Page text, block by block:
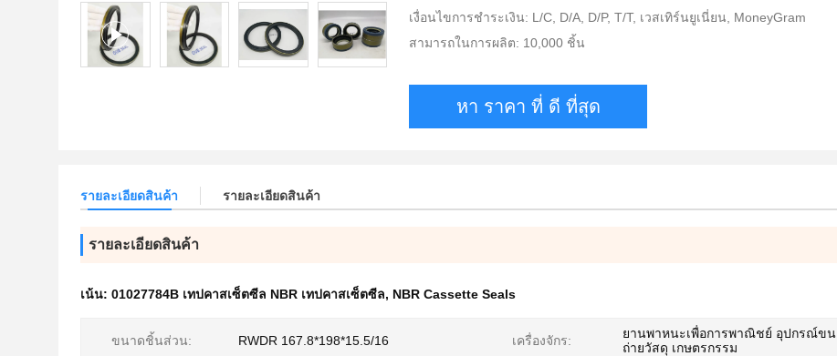
เงื่อนไขการชำระเงิน: L/C, D/A, D/P, T/T, เวสเทิร์นยูเนี่ยน, MoneyGram
สามารถในการผลิต: 10,000 ชิ้น
หา ราคา ที่ ดี ที่สุด
รายละเอียดสินค้า รายละเอียดสินค้า
รายละเอียดสินค้า
เน้น: 01027784B เทปคาสเซ็ตซีล NBR เทปคาสเซ็ตซีล, NBR Cassette Seals
ขนาดชิ้นส่วน: RWDR 167.8*198*15.5/16 เครื่องจักร:
ยานพาหนะเพื่อการพาณิชย์ อุปกรณ์ขน
ถ่ายวัสดุ เกษตรกรรม